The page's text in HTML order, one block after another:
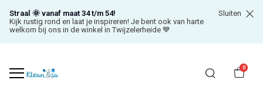
Straal 🌞 vanaf maat 34 t/m 54!
Kijk rustig rond en laat je inspireren! Je bent ook van harte
welkom bij ons in de winkel in Twijzelerheide 💙
Sluiten
0